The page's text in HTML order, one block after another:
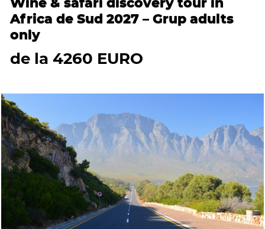
Africa de Sud 2027 – Grup adults
only
de la 4260 EURO